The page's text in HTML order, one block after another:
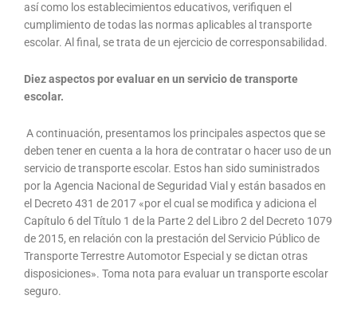
así como los establecimientos educativos, verifiquen el
cumplimiento de todas las normas aplicables al transporte
escolar. Al final, se trata de un ejercicio de corresponsabilidad.
Diez aspectos por evaluar en un servicio de transporte
escolar.
A continuación, presentamos los principales aspectos que se
deben tener en cuenta a la hora de contratar o hacer uso de un
servicio de transporte escolar. Estos han sido suministrados
por la Agencia Nacional de Seguridad Vial y están basados en
el Decreto 431 de 2017 «por el cual se modifica y adiciona el
Capítulo 6 del Título 1 de la Parte 2 del Libro 2 del Decreto 1079
de 2015, en relación con la prestación del Servicio Público de
Transporte Terrestre Automotor Especial y se dictan otras
disposiciones». Toma nota para evaluar un transporte escolar
seguro.